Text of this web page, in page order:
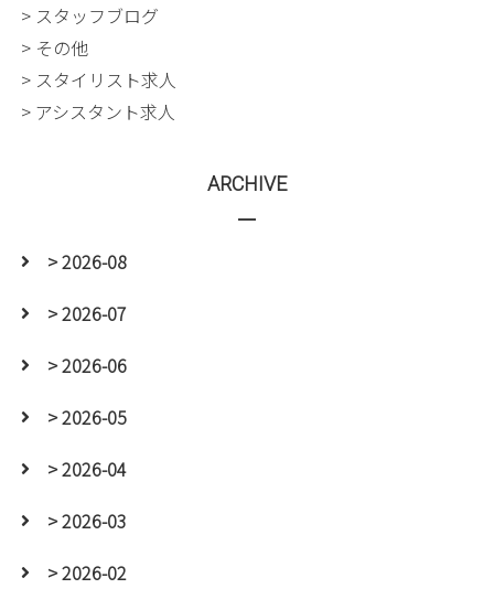
> スタッフブログ
> その他
> スタイリスト求人
> アシスタント求人
ARCHIVE
> 2026-08
> 2026-07
> 2026-06
> 2026-05
> 2026-04
> 2026-03
> 2026-02